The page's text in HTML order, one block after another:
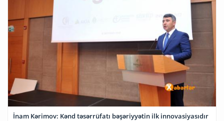
İnam Kərimov: Kənd təsərrüfatı bəşəriyyətin ilk innovasiyasıdır